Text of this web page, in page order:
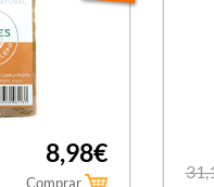
8,98€
Comprar